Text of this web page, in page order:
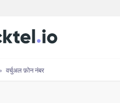
वर्चुअल फ़ोन नंबर